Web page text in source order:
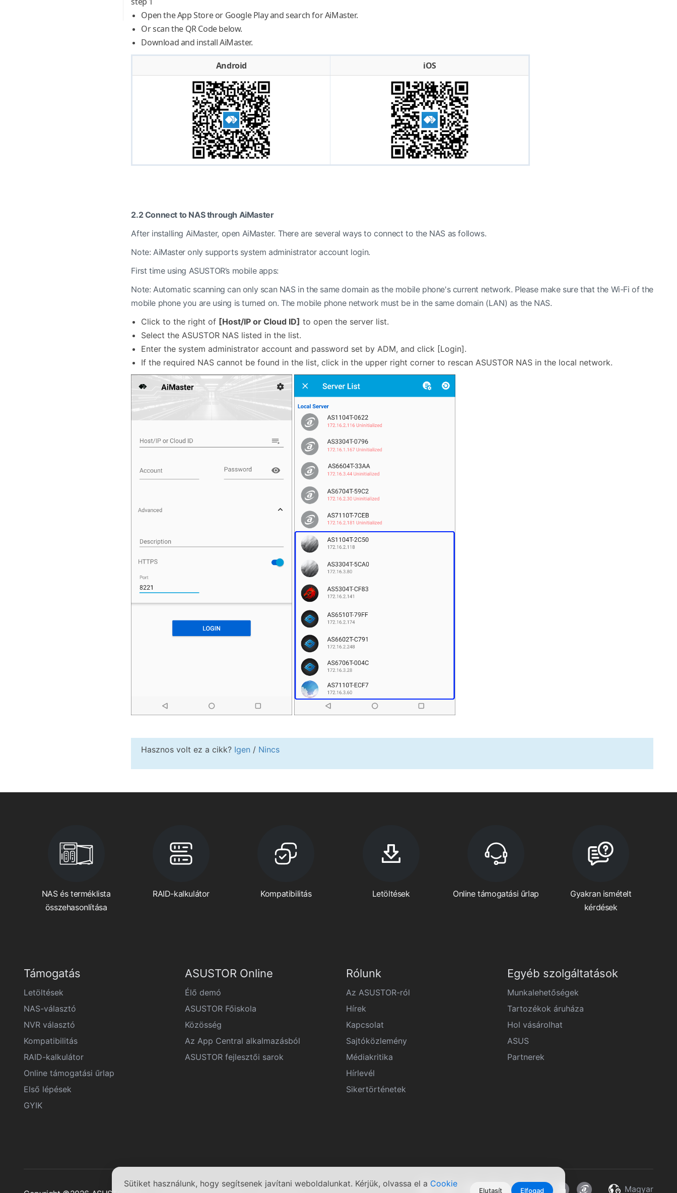
Sütiket használunk, hogy segítsenek javítani weboldalunkat. Kérjük, olvassa el a Cookie
Elutasít Elfogad
Open the App Store or Google Play and search for AiMaster.
Or scan the QR Code below.
Download and install AiMaster.
Android iOS
2.2 Connect to NAS through AiMaster
After installing AiMaster, open AiMaster. There are several ways to connect to the NAS as follows.
Note: AiMaster only supports system administrator account login.
First time using ASUSTOR’s mobile apps:
Note: Automatic scanning can only scan NAS in the same domain as the mobile phone's current network. Please make sure that the Wi-Fi of the
mobile phone you are using is turned on. The mobile phone network must be in the same domain (LAN) as the NAS.
Click to the right of [Host/IP or Cloud ID] to open the server list.
Select the ASUSTOR NAS listed in the list.
Enter the system administrator account and password set by ADM, and click [Login].
If the required NAS cannot be found in the list, click in the upper right corner to rescan ASUSTOR NAS in the local network.
Hasznos volt ez a cikk? Igen / Nincs
NAS és terméklista
összehasonlítása
RAID-kalkulátor Kompatibilitás Letöltések Online támogatási űrlap
Gyakran ismételt
kérdések
Támogatás
Letöltések
NAS-választó
NVR választó
Kompatibilitás
RAID-kalkulátor
Online támogatási űrlap
Első lépések
GYIK
ASUSTOR Online
Élő demó
ASUSTOR Főiskola
Közösség
Az App Central alkalmazásból
ASUSTOR fejlesztői sarok
Rólunk
Az ASUSTOR-ról
Hírek
Kapcsolat
Sajtóközlemény
Médiakritika
Hírlevél
Sikertörténetek
Egyéb szolgáltatások
Munkalehetőségek
Tartozékok áruháza
Hol vásárolhat
ASUS
Partnerek
Magyar